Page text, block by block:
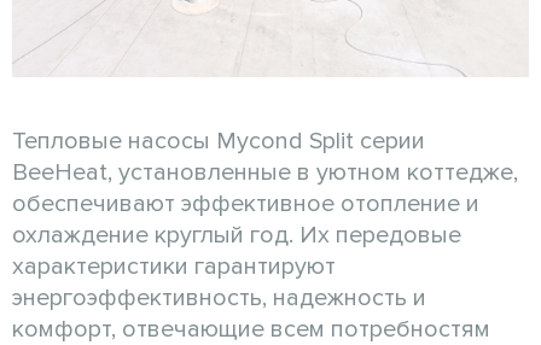
Тепловые насосы Mycond Split серии
BeeHeat, установленные в уютном коттедже,
обеспечивают эффективное отопление и
охлаждение круглый год. Их передовые
характеристики гарантируют
энергоэффективность, надежность и
комфорт, отвечающие всем потребностям